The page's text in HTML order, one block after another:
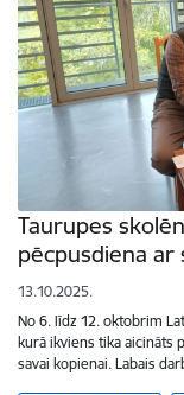
Taurupes
pēcpusdiena ar
13.10.2025.
No 6. līdz 12. oktobrim
kurā ikviens tika aicināts
savai kopienai. Labais